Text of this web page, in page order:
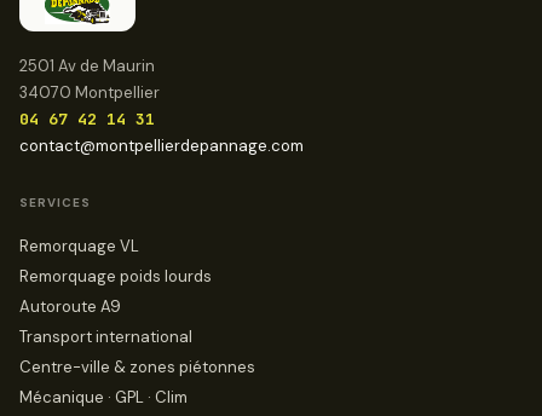
2501 Av de Maurin
34070 Montpellier
04 67 42 14 31
contact@montpellierdepannage.com
SERVICES
Remorquage VL
Remorquage poids lourds
Autoroute A9
Transport international
Centre-ville & zones piétonnes
Mécanique · GPL · Clim